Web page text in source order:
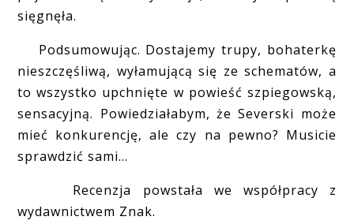
sięgnęła.
Podsumowując. Dostajemy trupy, bohaterkę
nieszczęśliwą, wyłamującą się ze schematów, a
to wszystko upchnięte w powieść szpiegowską,
sensacyjną. Powiedziałabym, że Severski może
mieć konkurencję, ale czy na pewno? Musicie
sprawdzić sami...
Recenzja powstała we współpracy z
wydawnictwem Znak.